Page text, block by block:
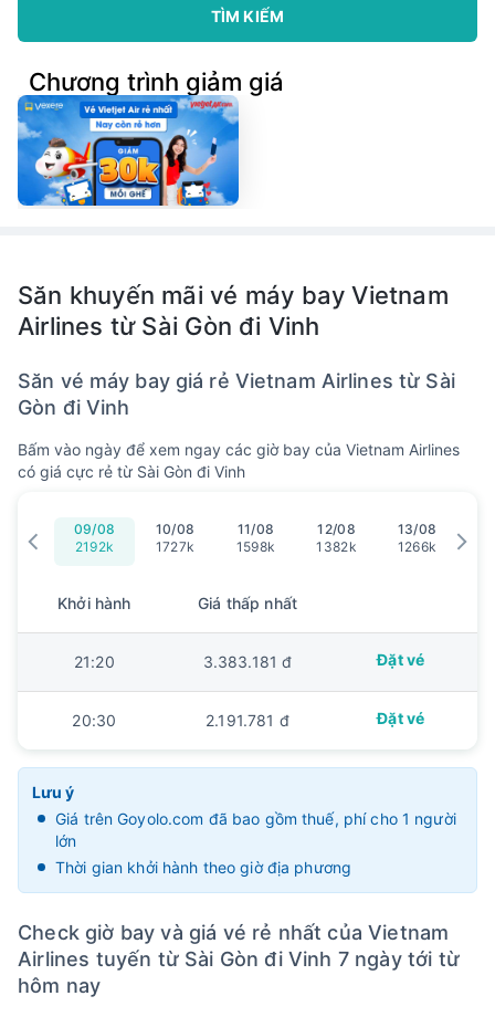
TÌM KIẾM
Chương trình giảm giá
Săn khuyến mãi vé máy bay Vietnam
Airlines từ Sài Gòn đi Vinh
Săn vé máy bay giá rẻ Vietnam Airlines từ Sài
Gòn đi Vinh
Bấm vào ngày để xem ngay các giờ bay của Vietnam Airlines
có giá cực rẻ từ Sài Gòn đi Vinh
09/08
2192k
10/08
1727k
11/08
1598k
12/08
1382k
13/08
1266k
Khởi hành Giá thấp nhất
21:20 3.383.181 đ Đặt vé
20:30 2.191.781 đ Đặt vé
Lưu ý
Giá trên Goyolo.com đã bao gồm thuế, phí cho 1 người
lớn
Thời gian khởi hành theo giờ địa phương
Check giờ bay và giá vé rẻ nhất của Vietnam
Airlines tuyến từ Sài Gòn đi Vinh 7 ngày tới từ
hôm nay